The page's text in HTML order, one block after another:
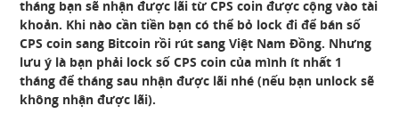
tháng bạn sẽ nhận được lãi từ CPS coin được cộng vào tài
khoản. Khi nào cần tiền bạn có thể bỏ lock đi để bán số
CPS coin sang Bitcoin rồi rút sang Việt Nam Đồng. Nhưng
lưu ý là bạn phải lock số CPS coin của mình ít nhất 1
tháng để tháng sau nhận được lãi nhé (nếu bạn unlock sẽ
không nhận được lãi).